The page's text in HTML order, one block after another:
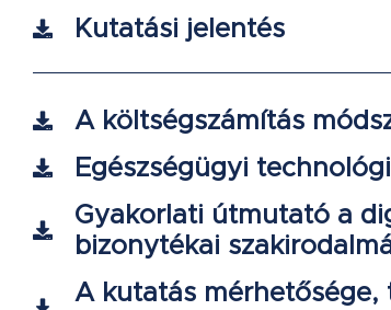
Kutatási jelentés
A költségszámítás
Egészségügyi
Gyakorlati útmutató a
bizonytékai
A kutatás mérhetősége,